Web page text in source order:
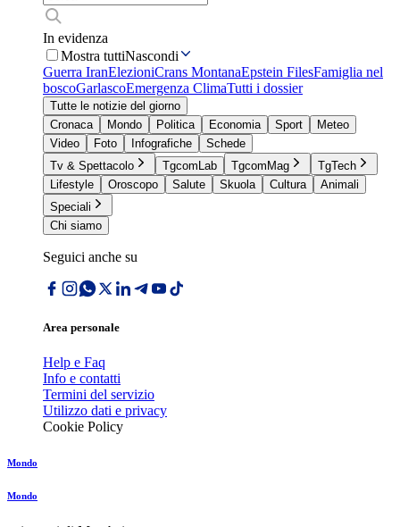
In evidenza
Mostra tuttiNascondi
Guerra IranElezioniCrans MontanaEpstein FilesFamiglia nel
boscoGarlascoEmergenza ClimaTutti i dossier
Tutte le notizie del giorno
Cronaca
Mondo Politica Economia Sport
Meteo
Video
Foto Infografiche
Schede
Tv & Spettacolo
TgcomLab TgcomMag
TgTech
Lifestyle
Oroscopo Salute Skuola Cultura
Animali
Speciali
Chi siamo
Seguici anche su
Area personale
Help e Faq
Info e contatti
Termini del servizio
Utilizzo dati e privacy
Cookie Policy
Mondo
Mondo